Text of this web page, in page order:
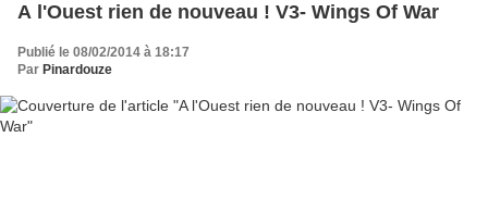
A l'Ouest rien de nouveau ! V3- Wings Of War
Publié le 08/02/2014 à 18:17
Par Pinardouze